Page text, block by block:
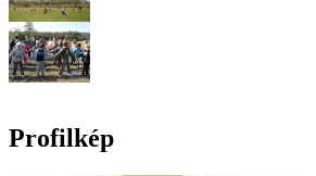
Profilkép